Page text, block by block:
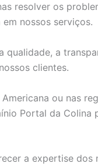
resolver os
nossos serviços.
qualidade, a
clientes.
ou nas
Portal da Colina
a expertise